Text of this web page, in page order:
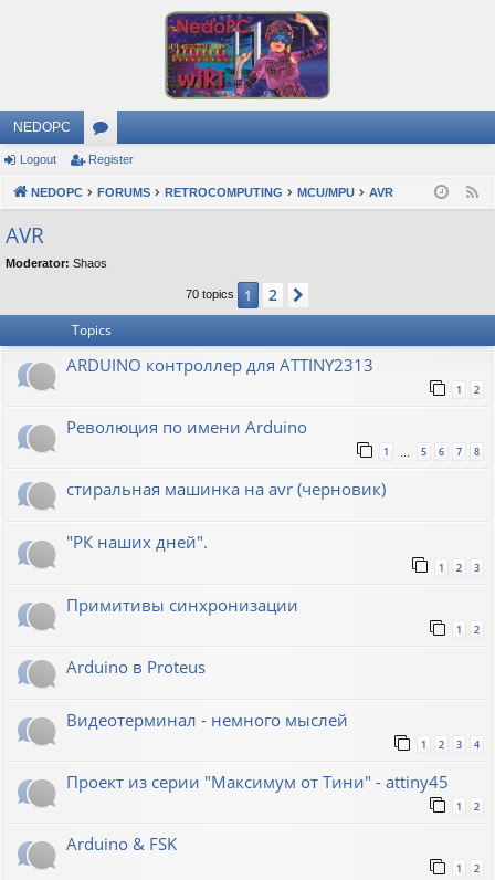
NEDOPC
or
u
s
Logout Register
NEDOPC FORUMS RETROCOMPUTING MCU/MPU AVR
AVR
Moderator: Shaos
70 topics 1 2
Topics
ARDUINO контроллер для ATTINY2313
1 2
Революция по имени Arduino
1 … 5 6 7 8
стиральная машинка на avr (черновик)
"РК наших дней".
1 2 3
Примитивы синхронизации
1 2
Arduino в Proteus
Видеотерминал - немного мыслей
1 2 3 4
Проект из серии "Максимум от Тини" - attiny45
1 2
Arduino & FSK
1 2